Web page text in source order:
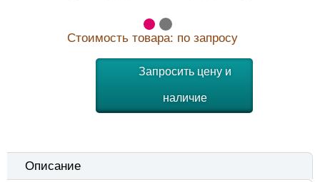
Стоимость товара: по запросу
Запросить цену и
наличие
Описание